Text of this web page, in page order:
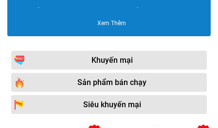
Bộ tủ chậu PVC cao cấp
NP
Bộ tủ chậu bằng nhựa
Bộ tủ chậu Plywood
Bộ tủ chậu KOHLER
Xem Thêm
Khuyến mại
Sản phẩm bán chạy
Siêu khuyến mại